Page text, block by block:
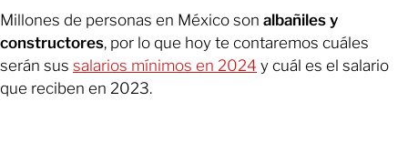
Millones de personas en México son albañiles y
constructores, por lo que hoy te contaremos cuáles
serán sus salarios mínimos en 2024 y cuál es el salario
que reciben en 2023.